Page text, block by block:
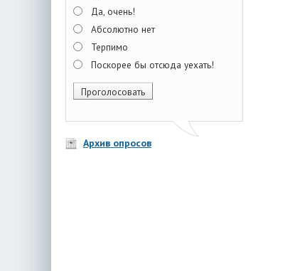
Да, очень!
Абсолютно нет
Терпимо
Поскорее бы отсюда уехать!
Архив опросов